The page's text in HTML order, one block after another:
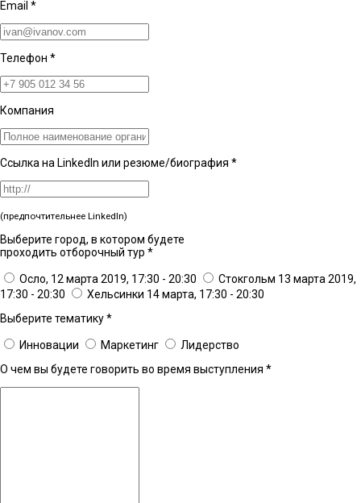
Email *
Телефон *
Компания
Ссылка на LinkedIn или резюме/биография *
(предпочтительнее LinkedIn)
Выберите город, в котором будете
проходить отборочный тур *
Осло, 12 марта 2019, 17:30 - 20:30
Стокгольм 13 марта 2019,
17:30 - 20:30
Хельсинки 14 марта, 17:30 - 20:30
Выберите тематику*
Инновации Маркетинг
Лидерство
О чем вы будете говорить во время выступления *